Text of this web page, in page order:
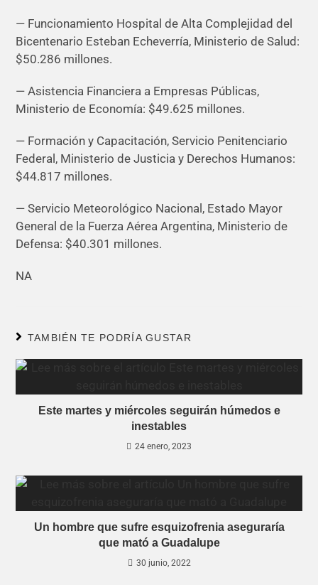
— Funcionamiento Hospital de Alta Complejidad del
Bicentenario Esteban Echeverría, Ministerio de Salud:
$50.286 millones.
— Asistencia Financiera a Empresas Públicas,
Ministerio de Economía: $49.625 millones.
— Formación y Capacitación, Servicio Penitenciario
Federal, Ministerio de Justicia y Derechos Humanos:
$44.817 millones.
— Servicio Meteorológico Nacional, Estado Mayor
General de la Fuerza Aérea Argentina, Ministerio de
Defensa: $40.301 millones.
NA
TAMBIÉN TE PODRÍA GUSTAR
Este martes y miércoles seguirán húmedos e
inestables
24 enero, 2023
Un hombre que sufre esquizofrenia aseguraría
que mató a Guadalupe
30 junio, 2022